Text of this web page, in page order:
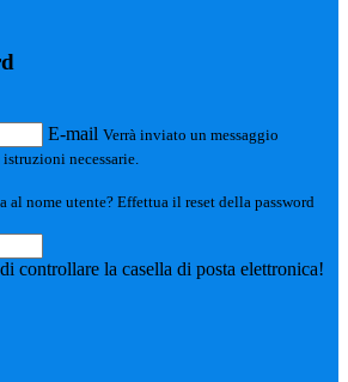
E-mail Verrà inviato un messaggio
necessarie.
al nome utente? Effettua il reset della password
controllare la casella di posta elettronica!